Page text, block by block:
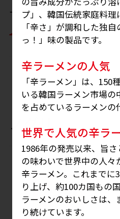
ー）」な辛ラーメン！
※
ノグリ
プ」、韓国伝統家庭料
「辛さ」が調和した独
っ！」味の製品です。
辛ラーメンの人気
「辛ラーメン」は、150
いる韓国ラーメン市場の
を占めているラーメンの
世界で人気の辛ラ
1986年の発売以来、旨
の味わいで世界中の人々
辛ラーメン。これまでに
り上げ、約100カ国もの
ラーメンのおいしさは
り続けています。